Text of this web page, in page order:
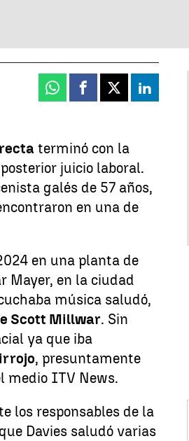
Whatsapp
Facebook
X Linkedin
terminó con la
juicio laboral.
galés de 57 años,
en una de
en una planta de
Mayer, en la ciudad
música saludó,
Scott Millwar. Sin
ya que iba
, presuntamente
medio ITV News.
los responsables de la
Davies saludó varias